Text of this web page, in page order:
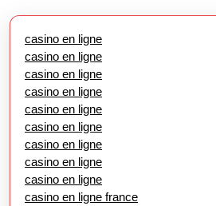
casino en ligne
casino en ligne
casino en ligne
casino en ligne
casino en ligne
casino en ligne
casino en ligne
casino en ligne
casino en ligne
casino en ligne france